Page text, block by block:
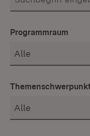
Programmraum